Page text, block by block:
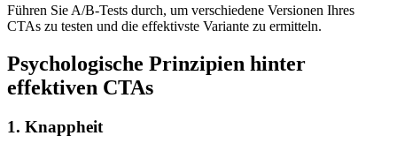
Führen Sie A/B-Tests durch, um verschiedene Versionen Ihres
CTAs zu testen und die effektivste Variante zu ermitteln.
Psychologische Prinzipien hinter
effektiven CTAs
1. Knappheit